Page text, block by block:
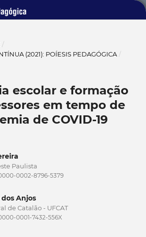
/
(2021): POÍESIS PEDAGÓGICA /
escolar e formação
em tempo de
de COVID-19
Paulista
0002-8796-5379
Anjos
de Catalão - UFCAT
0001-7432-556X